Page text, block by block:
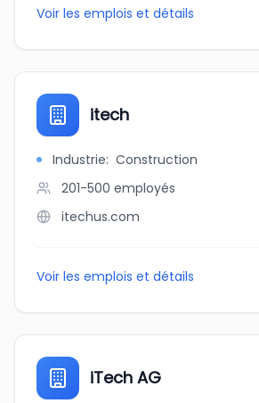
Voir les emplois et détails
itech
Industrie: Construction
201-500 employés
itechus.com
Voir les emplois et détails
iTech AG